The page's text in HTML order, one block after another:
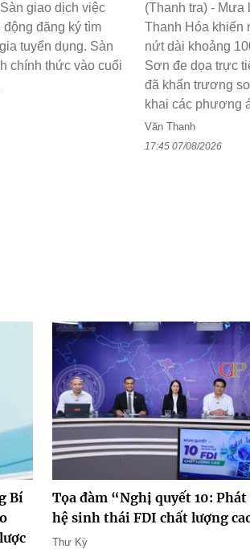
giao dịch việc
đăng ký tìm
tuyển dụng. Sàn
chính thức vào cuối
(Thanh tra) - Mưa
Thanh Hóa khiến
nứt dài khoảng
Sơn đe dọa trực
đã khẩn trương
khai các phương
Văn Thanh
17:45 07/08/2026
Bí
Tọa đàm “Nghị quyết 10:
hệ sinh thái FDI chất lượng
Thư Kỳ